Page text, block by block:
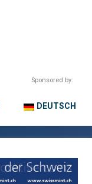
Sponsored by:
DEUTSCH